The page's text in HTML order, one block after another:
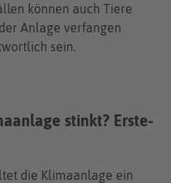
können auch Tiere
Anlage verfangen
sein.
stinkt? Erste-
die Klimaanlage ein